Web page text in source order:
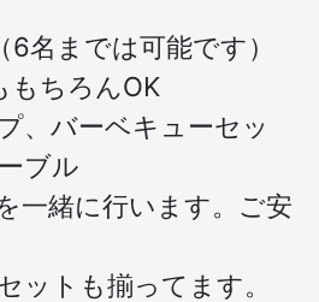
名までは可能です）
もちろんOK
、バーベキューセッ
ブル
一緒に行います。ご安
ットも揃ってます。